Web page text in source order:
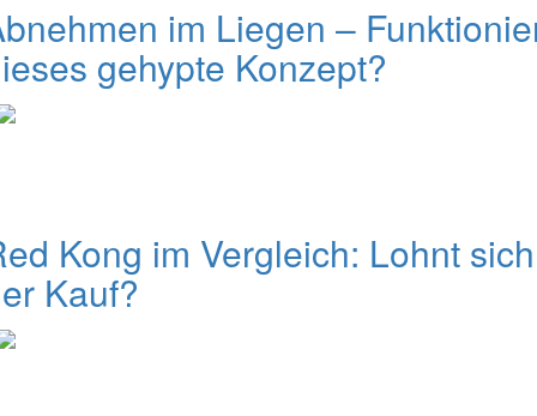
im Liegen –
gehypte Konzept?
Kong im Vergleich: Lohnt sich
Kauf?